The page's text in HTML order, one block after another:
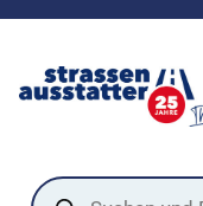
Products